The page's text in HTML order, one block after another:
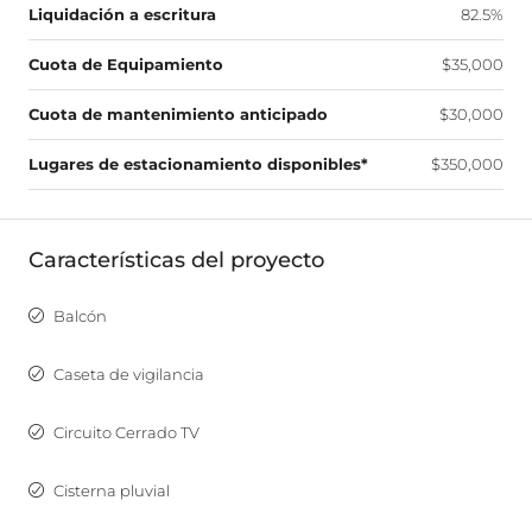
Liquidación a escritura 82.5%
Cuota de Equipamiento $35,000
Cuota de mantenimiento anticipado $30,000
Lugares de estacionamiento disponibles* $350,000
Características del proyecto
Balcón
Caseta de vigilancia
Circuito Cerrado TV
Cisterna pluvial